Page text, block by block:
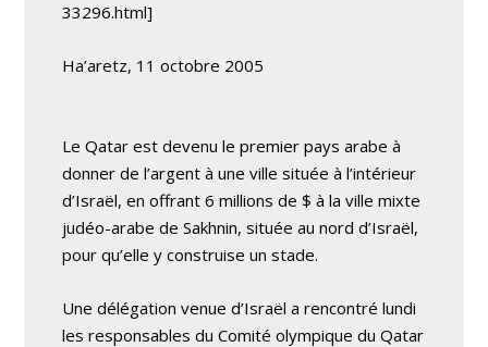
33296.html]
Ha’aretz, 11 octobre 2005
Le Qatar est devenu le premier pays arabe à
donner de l’argent à une ville située à l’intérieur
d’Israël, en offrant 6 millions de $ à la ville mixte
judéo-arabe de Sakhnin, située au nord d’Israël,
pour qu’elle y construise un stade.
Une délégation venue d’Israël a rencontré lundi
les responsables du Comité olympique du Qatar